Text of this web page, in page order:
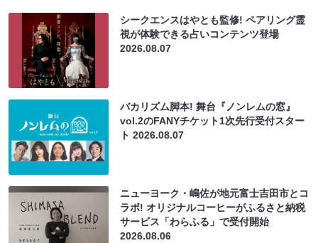
シークエンスはやとも監修! ペアリング霊
視が体験できる占いコンテンツ登場
2026.08.07
バカリズム脚本! 舞台『ノンレムの窓』
vol.2のFANYチケット1次先行受付スター
ト2026.08.07
ニューヨーク・嶋佐が地元富士吉田市とコ
ラボ! オリジナルコーヒーがふるさと納税
サービス「わらふる」で受付開始
2026.08.06